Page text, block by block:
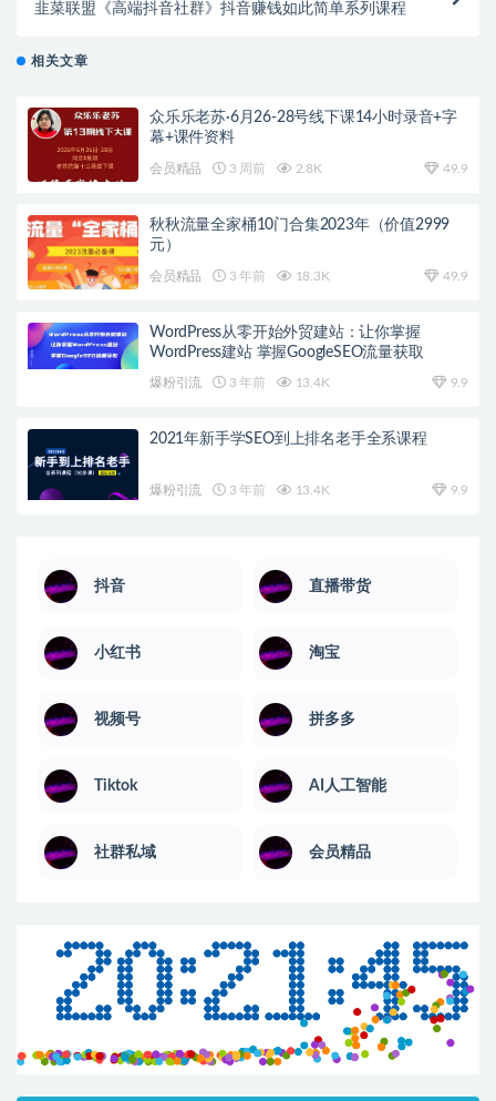
韭菜联盟《高端抖音社群》抖音赚钱如此简单系列课程
相关文章
众乐乐老苏·6月26-28号线下课14小时录音+字
幕+课件资料
会员精品 3 周前 2.8K 49.9
秋秋流量全家桶10门合集2023年（价值2999
元）
会员精品 3 年前 18.3K 49.9
WordPress从零开始外贸建站：让你掌握
WordPress建站 掌握GoogleSEO流量获取
爆粉引流 3 年前 13.4K 9.9
2021年新手学SEO到上排名老手全系课程
爆粉引流 3 年前 13.4K 9.9
抖音 直播带货
小红书 淘宝
视频号 拼多多
Tiktok AI人工智能
社群私域 会员精品